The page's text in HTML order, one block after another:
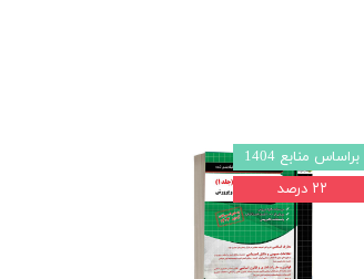
براساس منابع 1404
۲۲ درصد